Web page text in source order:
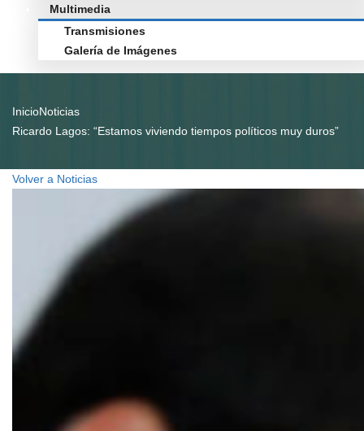
Multimedia
Transmisiones
Galería de Imágenes
InicioNoticias
Ricardo Lagos: “Estamos viviendo tiempos políticos muy duros”
Volver a Noticias